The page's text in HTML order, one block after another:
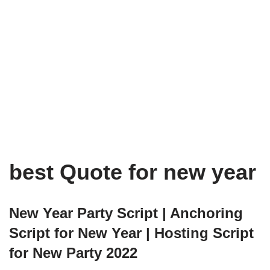
best Quote for new year
New Year Party Script | Anchoring
Script for New Year | Hosting Script
for New Party 2022